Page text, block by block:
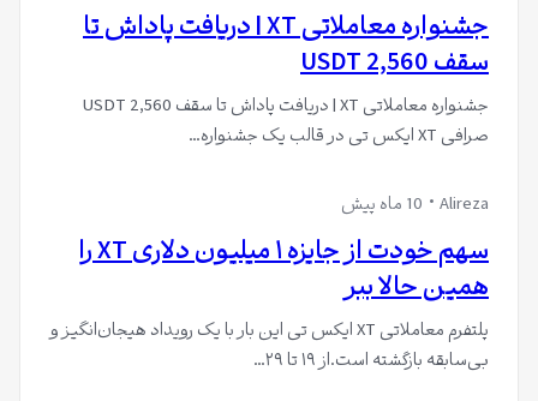
جشنواره معاملاتی XT | دریافت پاداش تا
سقف 2,560 USDT
جشنواره معاملاتی XT | دریافت پاداش تا سقف 2,560 USDT
صرافی XT ایکس تی در قالب یک جشنواره…
Alireza 10 ماه پیش
سهم خودت از جایزه ۱ میلیون دلاری XT را
همین حالا ببر
پلتفرم معاملاتی XT ایکس تی این بار با یک رویداد هیجان‌انگیز و
بی‌سابقه بازگشته است.از ۱۹ تا ۲۹…